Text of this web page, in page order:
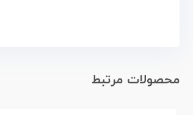
محصولات مرتبط